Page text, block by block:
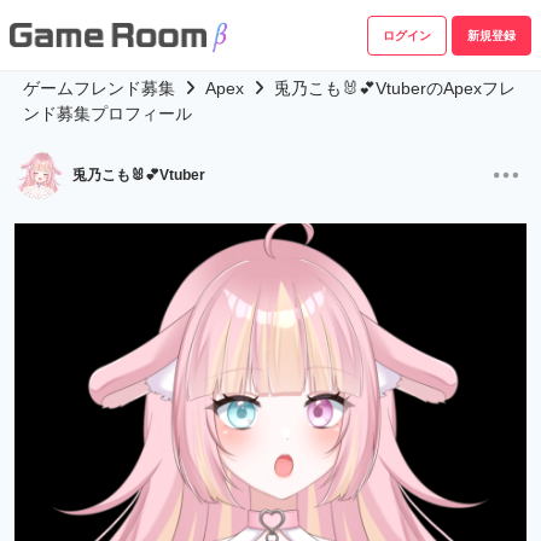
ログイン 新規登録
ゲームフレンド募集 Apex
兎乃こも🐰💕VtuberのApexフレ
ンド募集プロフィール
兎乃こも🐰💕Vtuber